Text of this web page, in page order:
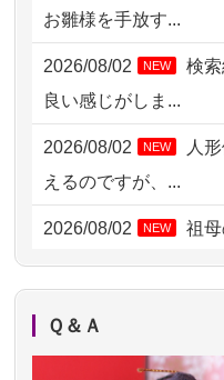
2026/08/02 06:46 相
2026/08/01 19:28
2026/08/01 17:10 東
2026/08/01 11:07 さ
2026/07/31 17:28
2026/07/31 12:32 東京
お雛様を手放す...
2026/08/02 NEW
検
良い感じがしま...
2026/08/02 NEW
人
えるのですが、...
2026/08/02 NEW
祖
いただき安心感がある
Ｑ＆Ａ